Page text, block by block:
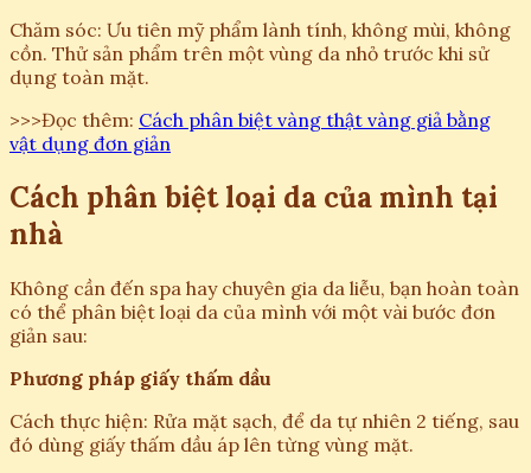
Chăm sóc: Ưu tiên mỹ phẩm lành tính, không mùi, không
cồn. Thử sản phẩm trên một vùng da nhỏ trước khi sử
dụng toàn mặt.
>>>Đọc thêm: Cách phân biệt vàng thật vàng giả bằng
vật dụng đơn giản
Cách phân biệt loại da của mình tại
nhà
Không cần đến spa hay chuyên gia da liễu, bạn hoàn toàn
có thể phân biệt loại da của mình với một vài bước đơn
giản sau:
Phương pháp giấy thấm dầu
Cách thực hiện: Rửa mặt sạch, để da tự nhiên 2 tiếng, sau
đó dùng giấy thấm dầu áp lên từng vùng mặt.